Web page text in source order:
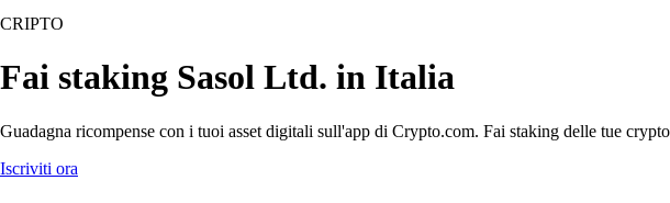
CRIPTO
Fai staking Sasol Ltd. in Italia
Guadagna ricompense con i tuoi asset digitali sull'app di Crypto.com. Fai staking delle tue
Iscriviti ora